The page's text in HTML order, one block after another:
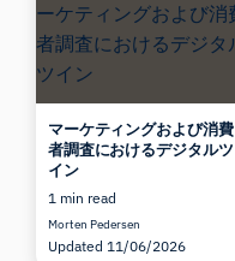
マーケティングおよび消費
者調査におけるデジタルツ
イン
1 min read
Morten Pedersen
Updated 11/06/2026